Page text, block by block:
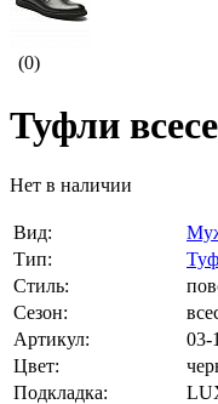
(0)
Туфли
Нет в наличии
Вид:
Тип:
Стиль:
Сезон:
Артикул:
03-
Цвет:
Подкладка: